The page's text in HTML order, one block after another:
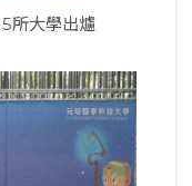
所大學出爐